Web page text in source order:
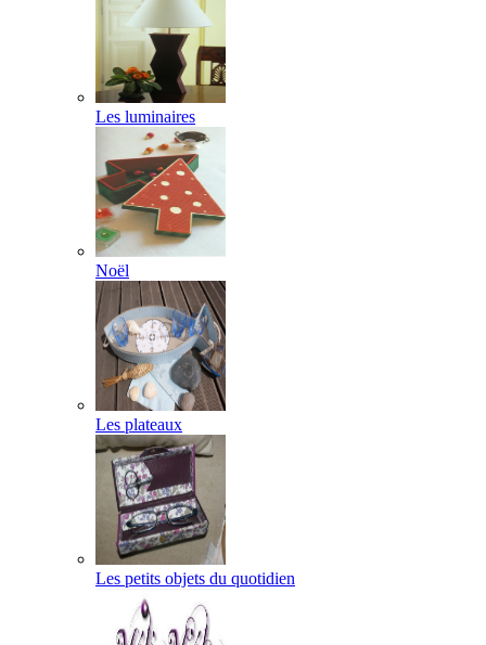
Les luminaires
Noël
Les plateaux
Les petits objets du quotidien